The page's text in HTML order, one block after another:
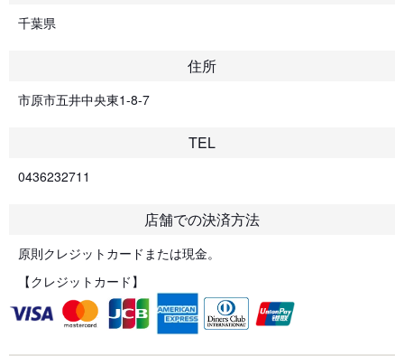
千葉県
住所
市原市五井中央東1-8-7
TEL
0436232711
店舗での決済方法
原則クレジットカードまたは現金。
【クレジットカード】